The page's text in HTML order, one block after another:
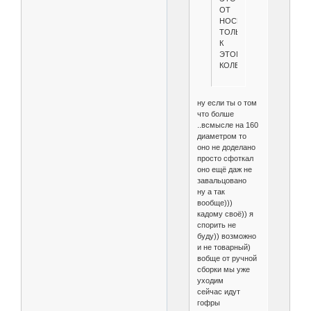
ОТ
НОСИТСЯ
ТОЛЬКО
К
ЭТОМУ
КОЛЕНУ
ну если ты о том
что болше
..всмысле на 160
диаметром то
оно не доделано
просто сфоткал
оно ещё даж не
завальцовано
ну а так
вообще)))
кадому своё)) я
спорить не
буду)) возможно
и не товарный)
вобще от ручной
сборки мы уже
уходим
сейчас идут
гофры